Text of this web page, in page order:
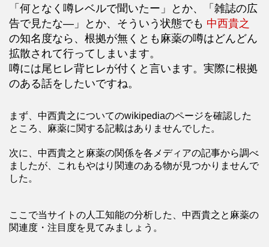
「何となく噂レベルで聞いたー」とか、「雑誌の広
告で見たな―」とか、そういう状態でも 中西貴之
の知名度なら、根拠が無くとも麻薬の噂はどんどん
拡散されて行ってしまいます。
噂には尾ヒレ背ヒレが付くと言います。実際に根拠
のある話をしたいですね。
まず、中西貴之についてのwikipediaのページを確認した
ところ、麻薬に関する記載はありませんでした。
次に、中西貴之と麻薬の関係を各メディアの記事から調べ
ましたが、これもやはり関連のある物が見つかりませんで
した。
ここで当サイトの人工知能の分析した、中西貴之と麻薬の
関連度・注目度を見てみましょう。